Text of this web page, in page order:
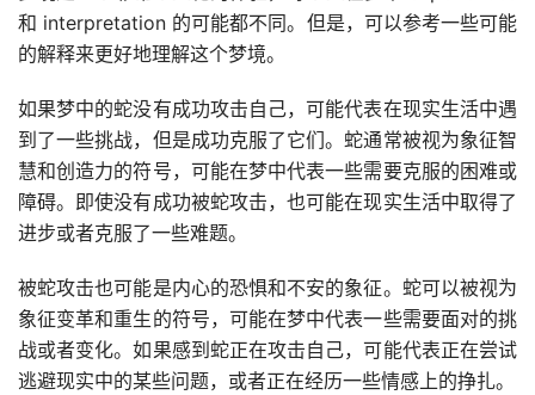
和 interpretation 的可能都不同。但是，可以参考一些可能
的解释来更好地理解这个梦境。
如果梦中的蛇没有成功攻击自己，可能代表在现实生活中遇
到了一些挑战，但是成功克服了它们。蛇通常被视为象征智
慧和创造力的符号，可能在梦中代表一些需要克服的困难或
障碍。即使没有成功被蛇攻击，也可能在现实生活中取得了
进步或者克服了一些难题。
被蛇攻击也可能是内心的恐惧和不安的象征。蛇可以被视为
象征变革和重生的符号，可能在梦中代表一些需要面对的挑
战或者变化。如果感到蛇正在攻击自己，可能代表正在尝试
逃避现实中的某些问题，或者正在经历一些情感上的挣扎。